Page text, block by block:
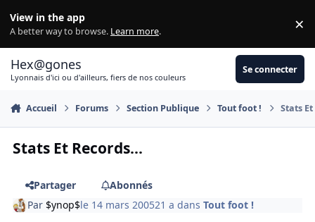
View in the app
A better way to browse. Learn more. ×
Hex@gones
Lyonnais d'ici ou d'ailleurs, fiers de nos couleurs
Se connecter
Accueil Forums Section Publique Tout foot ! Stats
Stats Et Records...
Partager
Abonnés
Par $ynop$le 14 mars 200521 a dansTout foot !